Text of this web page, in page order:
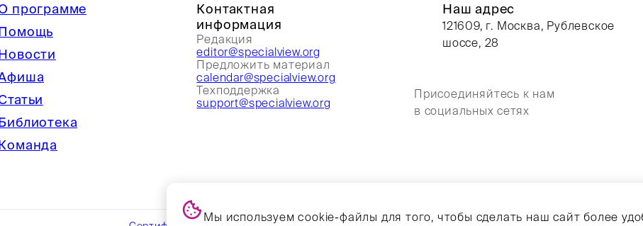
программе
Контактная
информация
Редакция
editor@specialview.org
Предложить материал
calendar@specialview.org
Техподдержка
support@specialview.org
Наш адрес
121609, г. Москва, Рублевское
шоссе, 28
Присоединяйтесь к нам
в социальных сетях
Сделано с OKC.Media
Мы используем cookie-файлы для того, чтобы сделать наш сайт более